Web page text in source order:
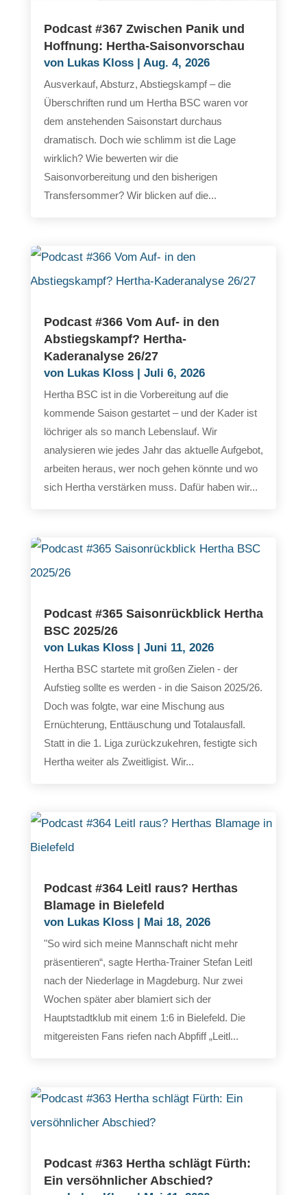
Podcast #367 Zwischen Panik und
Hoffnung: Hertha-Saisonvorschau
von Lukas Kloss| Aug. 4, 2026
Ausverkauf, Absturz, Abstiegskampf – die
Überschriften rund um Hertha BSC waren vor
dem anstehenden Saisonstart durchaus
dramatisch. Doch wie schlimm ist die Lage
wirklich? Wie bewerten wir die
Saisonvorbereitung und den bisherigen
Transfersommer? Wir blicken auf die...
Podcast #366 Vom Auf- in den
Abstiegskampf? Hertha-
Kaderanalyse 26/27
von Lukas Kloss| Juli 6, 2026
Hertha BSC ist in die Vorbereitung auf die
kommende Saison gestartet – und der Kader ist
löchriger als so manch Lebenslauf. Wir
analysieren wie jedes Jahr das aktuelle Aufgebot,
arbeiten heraus, wer noch gehen könnte und wo
sich Hertha verstärken muss. Dafür haben wir...
Podcast #365 Saisonrückblick Hertha
BSC 2025/26
von Lukas Kloss| Juni 11, 2026
Hertha BSC startete mit großen Zielen - der
Aufstieg sollte es werden - in die Saison 2025/26.
Doch was folgte, war eine Mischung aus
Ernüchterung, Enttäuschung und Totalausfall.
Statt in die 1. Liga zurückzukehren, festigte sich
Hertha weiter als Zweitligist. Wir...
Podcast #364 Leitl raus? Herthas
Blamage in Bielefeld
von Lukas Kloss| Mai 18, 2026
"So wird sich meine Mannschaft nicht mehr
präsentieren“, sagte Hertha-Trainer Stefan Leitl
nach der Niederlage in Magdeburg. Nur zwei
Wochen später aber blamiert sich der
Hauptstadtklub mit einem 1:6 in Bielefeld. Die
mitgereisten Fans riefen nach Abpfiff „Leitl...
Podcast #363 Hertha schlägt Fürth:
Ein versöhnlicher Abschied?